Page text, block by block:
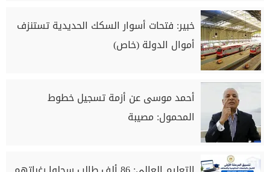
خبير: فتحات أسوار السكك الحديدية تستنزف
أموال الدولة (خاص)
أحمد موسى عن أزمة تسجيل خطوط
المحمول: مصيبة